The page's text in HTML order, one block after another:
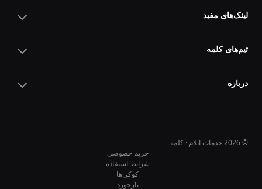
لینک‌های مفید
تیم‌های کلمه
درباره
© 2026 خدمات ایلام · کلمه
حریم خصوصی
شرایط استفاده
کوکی‌ها
بازخورد
10